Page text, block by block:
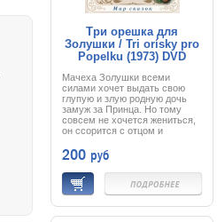
Три орешка для
Золушки / Tri orísky pro
Popelku (1973) DVD
Мачеха Золушки всеми
силами хочет выдать свою
глупую и злую родную дочь
замуж за Принца. Но тому
совсем не хочется жениться,
он ссорится с отцом и
но... в последний момент он
влюбляется в очаровательную
незнакомку в маске, которая
быстро исчезает. Принц и не
догадывается, что эта
прекрасная девушка, ловкий
стрелок, которого он встретил
200 руб